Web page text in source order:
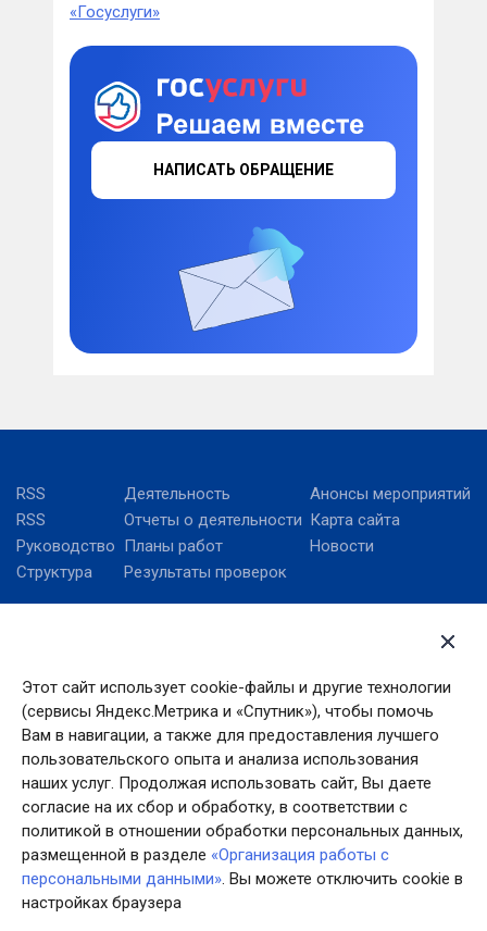
Этот сайт использует cookie-файлы и другие технологии
(сервисы Яндекс.Метрика и «Спутник»), чтобы помочь
Вам в навигации, а также для предоставления лучшего
пользовательского опыта и анализа использования
наших услуг. Продолжая использовать сайт, Вы даете
согласие на их сбор и обработку, в соответствии с
политикой в отношении обработки персональных данных,
размещенной в разделе «Организация работы с
персональными данными». Вы можете отключить cookie в
настройках браузера
«Госуслуги»
НАПИСАТЬ ОБРАЩЕНИЕ
RSS
RSS
Руководство
Структура
Деятельность
Отчеты о деятельности
Планы работ
Результаты проверок
Анонсы мероприятий
Карта сайта
Новости
Правительство
Ивановской области
Федеральное агентство
по делам молодёжи